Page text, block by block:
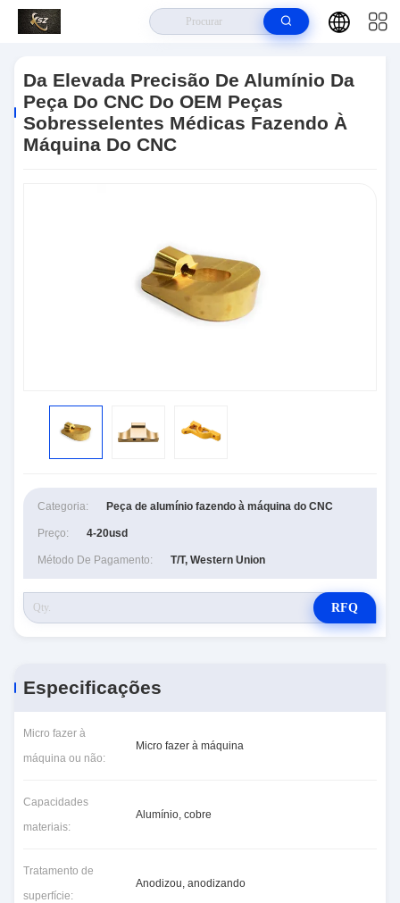
Da Elevada Precisão De Alumínio Da Peça Do CNC Do OEM Peças
Sobresselentes Médicas Fazendo À Máquina Do CNC
Da Elevada Precisão De Alumínio Da
Peça Do CNC Do OEM Peças
Sobresselentes Médicas Fazendo À
Máquina Do CNC
Categoria: Peça de alumínio fazendo à máquina do CNC
Preço: 4-20usd
Método De Pagamento: T/T, Western Union
RFQ
Especificações
Micro fazer à
máquina ou não:
Micro fazer à máquina
Capacidades
materiais:
Alumínio, cobre
Tratamento de
superfície:
Anodizou, anodizando